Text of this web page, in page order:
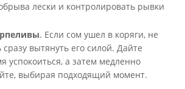
лески и контролировать рывки
. Если сом ушел в коряги, не
сразу вытянуть его силой. Дайте
успокоиться, а затем медленно
выбирая подходящий момент.